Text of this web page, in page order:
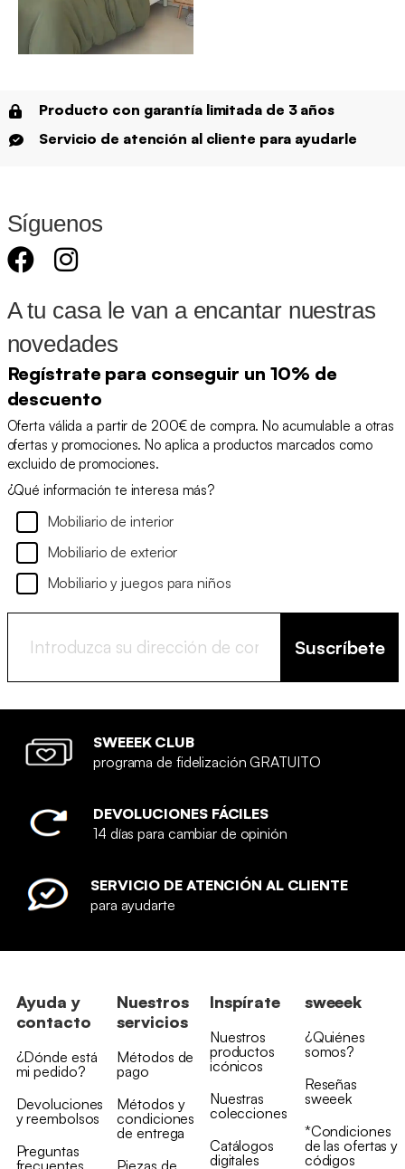
Producto con garantía limitada de 3 años
Servicio de atención al cliente para ayudarle
Síguenos
A tu casa le van a encantar nuestras
novedades
Regístrate para conseguir un 10% de
descuento
Oferta válida a partir de 200€ de compra. No acumulable a otras
ofertas y promociones. No aplica a productos marcados como
excluido de promociones.
¿Qué información te interesa más?
Mobiliario de interior
Mobiliario de exterior
Mobiliario y juegos para niños
Suscríbete
SWEEEK CLUB
programa de fidelización GRATUITO
DEVOLUCIONES FÁCILES
14 días para cambiar de opinión
SERVICIO DE ATENCIÓN AL CLIENTE
para ayudarte
Ayuda y
contacto
¿Dónde está
mi pedido?
Devoluciones
y reembolsos
Preguntas
Nuestros
servicios
Métodos de
pago
Métodos y
condiciones
de entrega
Inspírate
Nuestros
productos
icónicos
Nuestras
colecciones
Catálogos
digitales
sweeek
¿Quiénes
somos?
Reseñas
sweeek
*Condiciones
de las ofertas y
códigos